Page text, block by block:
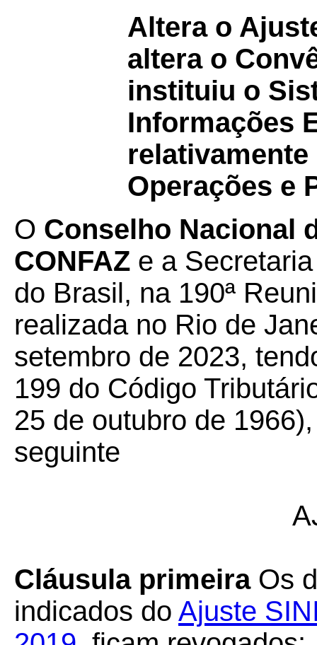
Altera o
altera o
instituiu o
Informações
Operações e
O Conselho Nacional
CONFAZ e a
do Brasil, na 190ª
realizada no Rio de
setembro de 2023,
199 do Código
25 de outubro de
seguinte
Cláusula primeiraOs
indicados do Ajuste